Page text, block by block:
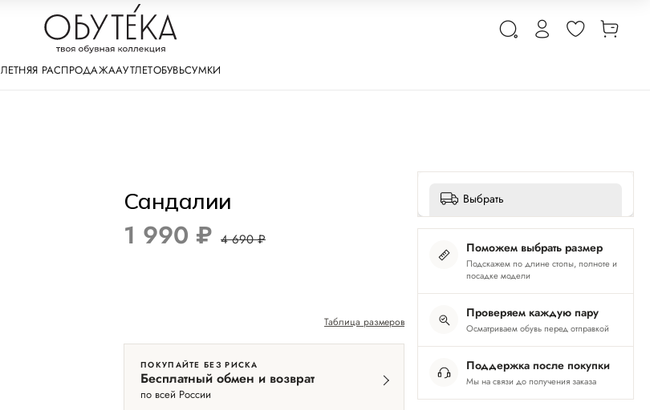
ЛЕТНЯЯ РАСПРОДАЖААУТЛЕТОБУВЬСУМКИ
Сандалии
1 990 ₽ 4 690 ₽
Таблица размеров
ПОКУПАЙТЕ БЕЗ РИСКА
Бесплатный обмен и возврат
по всей России
Выбрать
Поможем выбрать размер
Подскажем по длине стопы, полноте и
посадке модели
Проверяем каждую пару
Осматриваем обувь перед отправкой
Поддержка после покупки
Мы на связи до получения заказа